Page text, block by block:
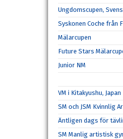
Ungdomscupen,
Syskonen Coche från
Mälarcupen
Future Stars
Junior NM
VM i Kitakyushu, Japan
SM och JSM Kvinnlig
Äntligen dags för
SM Manlig artistisk